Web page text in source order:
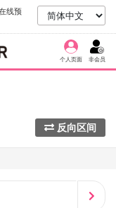
线预
个人页面 非会员
反向区间